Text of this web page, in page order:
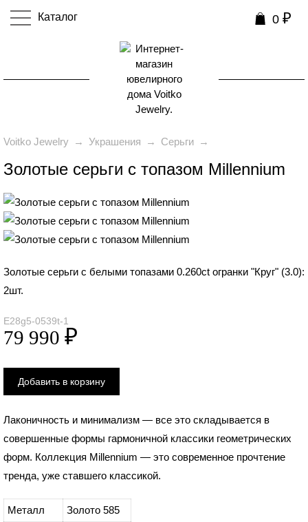
Каталог 0 ₽
Voitko Jewelry → Украшения → Серьги →
Золотые серьги с топазом Millennium
Золотые серьги с белыми топазами 0.260ct огранки "Круг" (3.0):
2шт.
E28g5-0539t-1
79 990₽
Лаконичность и минимализм — все это складывается в
совершенные формы гармоничной классики геометрических
форм. Коллекция Millennium — это современное прочтение
тренда, уже ставшего классикой.
Металл
Золото 585